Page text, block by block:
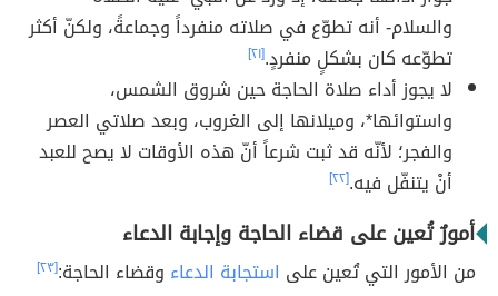
والسلام- أنه تطوّع في صلاته منفرداً وجماعةً، ولكنّ أكثر
تطوّعه كان بشكلٍ منفردٍ.[٢١]
لا يجوز أداء صلاة الحاجة حين شروق الشمس،
واستوائها*، وميلانها إلى الغروب، وبعد صلاتي العصر
والفجر؛ لأنّه قد ثبت شرعاً أنّ هذه الأوقات لا يصح للعبد
أنْ يتنفّل فيه.[٢٢]
أمورٌ تُعين على قضاء الحاجة وإجابة الدعاء
من الأمور التي تُعين على استجابة الدعاء وقضاء الحاجة:[٢٣]